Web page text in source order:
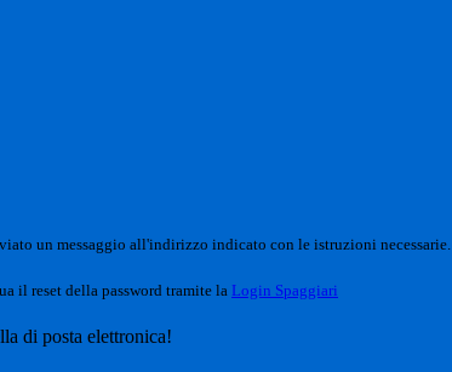
un messaggio all'indirizzo indicato con le istruzioni necessarie.
il reset della password tramite la Login Spaggiari
di posta elettronica!